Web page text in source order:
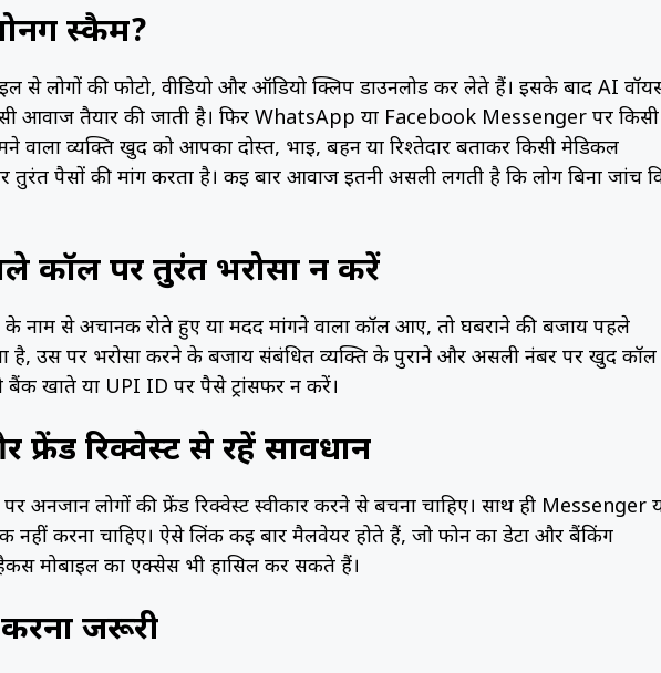
स्कैम?
से लोगों की फोटो, वीडियो और ऑडियो क्लिप डाउनलोड कर लेते हैं। इसके बाद AI
आवाज तैयार की जाती है। फिर WhatsApp या Facebook Messenger पर किसी
व्यक्ति खुद को आपका दोस्त, भाई, बहन या रिश्तेदार बताकर किसी मेडिकल
तुरंत पैसों की मांग करता है। कई बार आवाज इतनी असली लगती है कि लोग बिना जांच
कॉल पर तुरंत भरोसा न करें
के नाम से अचानक रोते हुए या मदद मांगने वाला कॉल आए, तो घबराने की बजाय पहले
है, उस पर भरोसा करने के बजाय संबंधित व्यक्ति के पुराने और असली नंबर पर खुद कॉल
बैंक खाते या UPI ID पर पैसे ट्रांसफर न करें।
रिक्वेस्ट से रहें सावधान
अनजान लोगों की फ्रेंड रिक्वेस्ट स्वीकार करने से बचना चाहिए। साथ ही Messenger
करना चाहिए। ऐसे लिंक कई बार मैलवेयर होते हैं, जो फोन का डेटा और बैंकिंग
मोबाइल का एक्सेस भी हासिल कर सकते हैं।
जरूरी